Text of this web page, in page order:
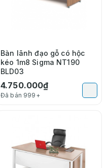
Bàn lãnh đạo gỗ có hộc
kéo 1m8 Sigma NT190
BLD03
4.750.000₫
Đã bán 999+